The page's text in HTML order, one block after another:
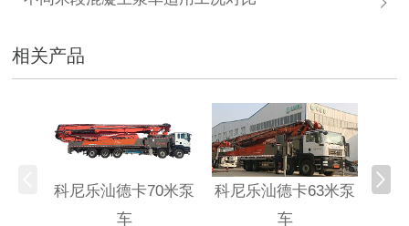
相关产品
科尼乐汕德卡70米泵
车
科尼乐汕德卡63米泵
车
科